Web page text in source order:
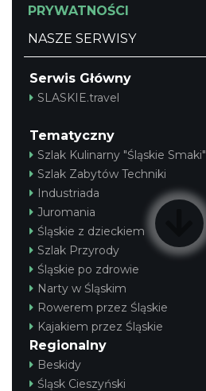
PRYWATNOŚCI
NASZE SERWISY
Serwis Główny
SLASKIE.travel
Tematyczny
Szlak Kulinarny "Śląskie Smaki"
Szlak Zabytów Techniki
Industriada
Juromania
Śląskie z dzieckiem
Szlak Przyrody
Śląskie po zdrowie
Narty w Śląskim
Rowerem przez Śląskie
Kajakiem przez Śląskie
Regionalny
Beskidy
Śląsk Cieszyński